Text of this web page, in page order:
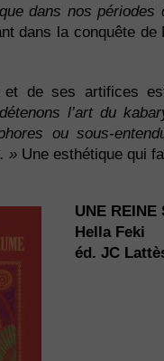
dans nos
dans la conquête
et de ses artifices
l’art du
ou sous-
» Une esthétique qui
UNE REINE
Hella Feki
éd. JC